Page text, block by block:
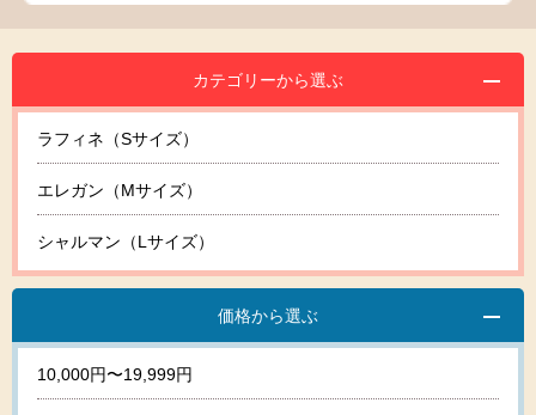
カテゴリーから選ぶ
ラフィネ（Sサイズ）
エレガン（Mサイズ）
シャルマン（Lサイズ）
価格から選ぶ
10,000円〜19,999円